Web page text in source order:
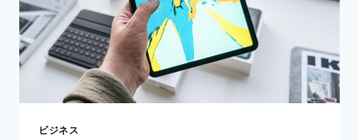
て
知
っ
て
お
き
ビジネス